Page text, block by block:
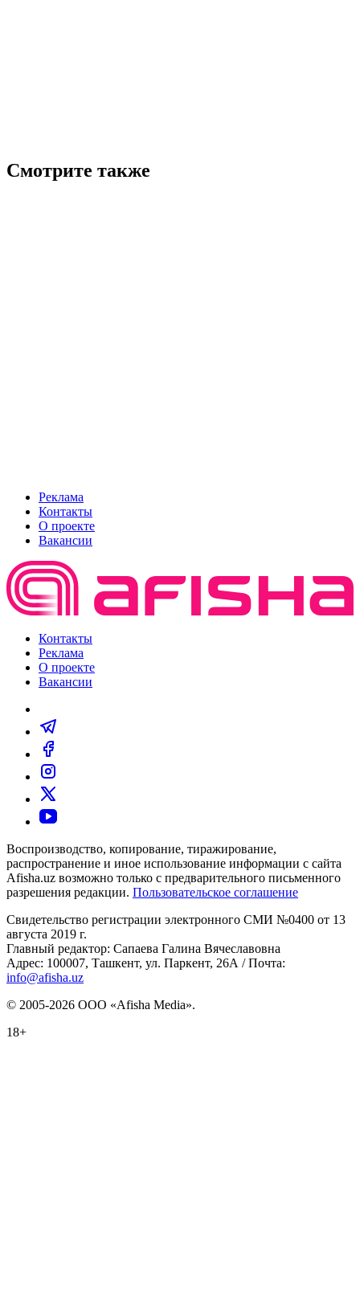
Смотрите также
Реклама
Контакты
О проекте
Вакансии
Контакты
Реклама
О проекте
Вакансии
Воспроизводство, копирование, тиражирование,
распространение и иное использование информации с сайта
Afisha.uz возможно только с предварительного письменного
разрешения редакции. Пользовательское соглашение
Свидетельство регистрации электронного СМИ №0400 от 13
августа 2019 г.
Главный редактор: Сапаева Галина Вячеславовна
Адрес: 100007, Ташкент, ул. Паркент, 26А / Почта:
info@afisha.uz
© 2005-2026 ООО «Afisha Media».
18+